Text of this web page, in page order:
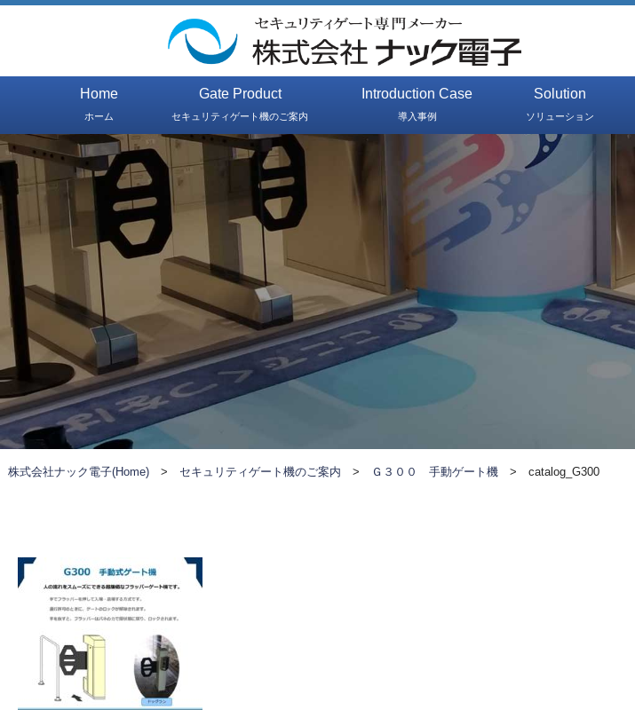
Home
ホーム
Gate Product
セキュリティゲート機のご案内
Introduction Case
導入事例
Solution
ソリューション
株式会社ナック電子(Home) > セキュリティゲート機のご案内 > Ｇ３００ 手動ゲート機 >catalog_G300